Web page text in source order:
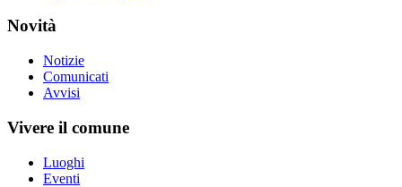
Novità
Notizie
Comunicati
Avvisi
Vivere il comune
Luoghi
Eventi